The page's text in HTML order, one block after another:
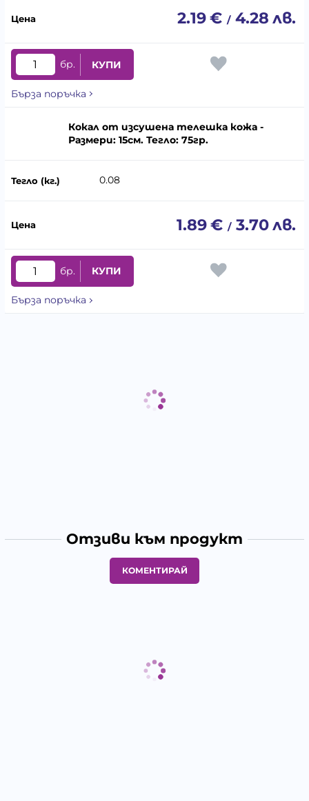
2.19€ / 4.28 лв.
бр. КУПИ
Бърза поръчка
Кокал от изсушена телешка кожа -
Размери: 15см. Тегло: 75гр.
0.08
1.89€ / 3.70лв.
бр. КУПИ
Бърза поръчка
Отзиви към продукт
КОМЕНТИРАЙ